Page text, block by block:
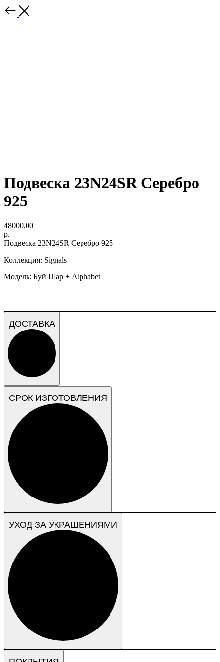
Подвеска 23N24SR Серебро
925
48000,00
р.
Подвеска 23N24SR Серебро 925
Коллекция: Signals
Модель: Буй Шар + Alphabet
ДОСТАВКА
СРОК ИЗГОТОВЛЕНИЯ
УХОД ЗА УКРАШЕНИЯМИ